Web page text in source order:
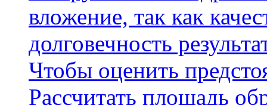
вложение, так как
долговечность
Чтобы оценить
Рассчитать площадь